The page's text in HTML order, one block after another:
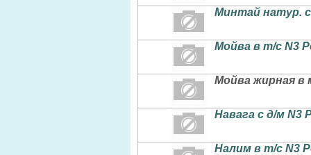
Минтай натур.
Мойва в т/с N3
Мойва жирная в
Навага с д/м N3
Налим в т/с N3